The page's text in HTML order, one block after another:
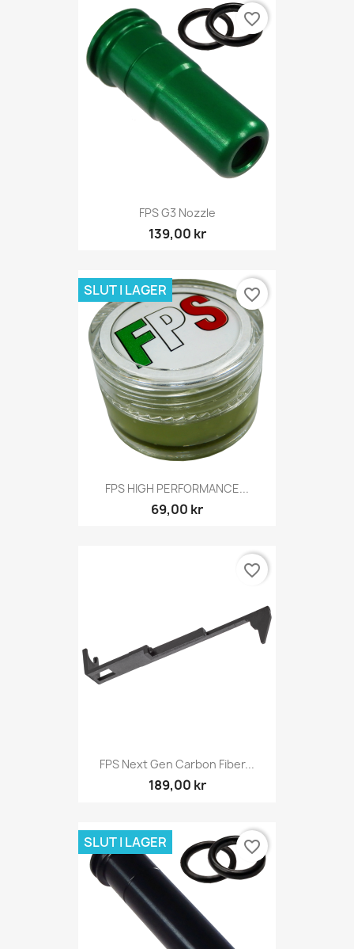
FPS G3 Nozzle
139,00 kr
favorite_border
FPS HIGH PERFORMANCE...
69,00 kr
SLUT I LAGER favorite_border
FPS Next Gen Carbon Fiber...
189,00 kr
favorite_border
SLUT I LAGER favorite_border